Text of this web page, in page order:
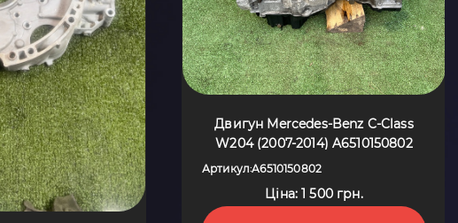
Двигун Mercedes-Benz C-Class
W204 (2007-2014) A6510150802
Артикул:A6510150802
Ціна: 1 500 грн.